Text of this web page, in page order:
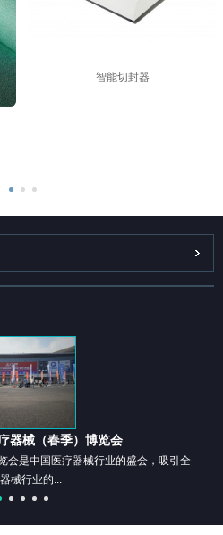
智能切封器
器械（春季）博览会
会是中国医疗器械行业的盛会，吸引全
械行业的...